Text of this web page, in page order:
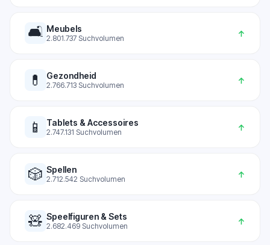
🛋️ Meubels
2.801.737 Suchvolumen ↑
💊 Gezondheid
2.766.713 Suchvolumen ↑
📱 Tablets & Accessoires
2.747.131 Suchvolumen ↑
🎲 Spellen
2.712.542 Suchvolumen ↑
🧸 Speelfiguren & Sets
2.682.469 Suchvolumen ↑